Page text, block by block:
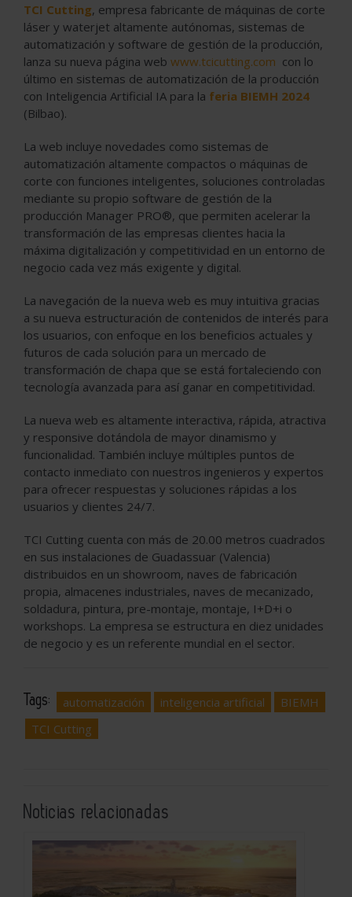
TCI Cutting, empresa fabricante de máquinas de corte
láser y waterjet altamente autónomas, sistemas de
automatización y software de gestión de la producción,
lanza su nueva página web www.tcicutting.com con lo
último en sistemas de automatización de la producción
con Inteligencia Artificial IA para la feria BIEMH 2024
(Bilbao).
La web incluye novedades como sistemas de
automatización altamente compactos o máquinas de
corte con funciones inteligentes, soluciones controladas
mediante su propio software de gestión de la
producción Manager PRO®, que permiten acelerar la
transformación de las empresas clientes hacia la
máxima digitalización y competitividad en un entorno de
negocio cada vez más exigente y digital.
La navegación de la nueva web es muy intuitiva gracias
a su nueva estructuración de contenidos de interés para
los usuarios, con enfoque en los beneficios actuales y
futuros de cada solución para un mercado de
transformación de chapa que se está fortaleciendo con
tecnología avanzada para así ganar en competitividad.
La nueva web es altamente interactiva, rápida, atractiva
y responsive dotándola de mayor dinamismo y
funcionalidad. También incluye múltiples puntos de
contacto inmediato con nuestros ingenieros y expertos
para ofrecer respuestas y soluciones rápidas a los
usuarios y clientes 24/7.
TCI Cutting cuenta con más de 20.00 metros cuadrados
en sus instalaciones de Guadassuar (Valencia)
distribuidos en un showroom, naves de fabricación
propia, almacenes industriales, naves de mecanizado,
soldadura, pintura, pre-montaje, montaje, I+D+i o
workshops. La empresa se estructura en diez unidades
de negocio y es un referente mundial en el sector.
Tags: automatización inteligencia artificial
BIEMH
TCI Cutting
Noticias relacionadas